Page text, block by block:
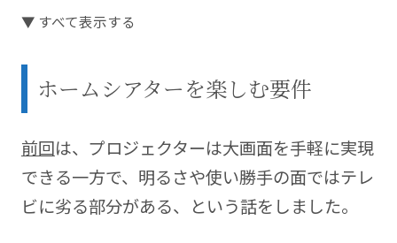
ました。
こだわりポイントや検討の過程を詳しくお伝えしま
す。
住友林業との家づくりやライフスタイルに関するブ
ログを運営中。 bloghttps://kikorist.com
▼ すべて表示する
ホームシアターを楽しむ要件
前回は、プロジェクターは大画面を手軽に実現
できる一方で、明るさや使い勝手の面ではテレ
ビに劣る部分がある、という話をしました。